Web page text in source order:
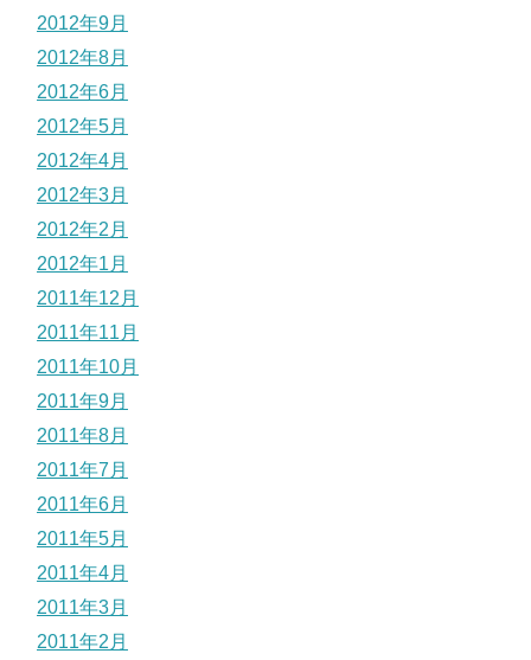
2012年9月
2012年8月
2012年6月
2012年5月
2012年4月
2012年3月
2012年2月
2012年1月
2011年12月
2011年11月
2011年10月
2011年9月
2011年8月
2011年7月
2011年6月
2011年5月
2011年4月
2011年3月
2011年2月